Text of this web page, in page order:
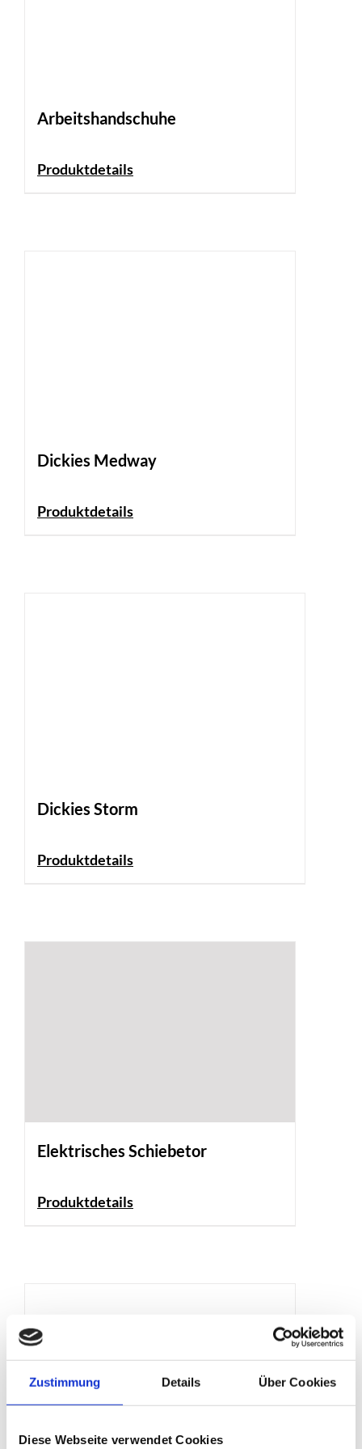
Zustimmung Details Über Cookies
Diese Webseite verwendet Cookies
Arbeitshandschuhe
Produktdetails
Dickies Medway
Produktdetails
Dickies Storm
Produktdetails
Elektrisches Schiebetor
Produktdetails